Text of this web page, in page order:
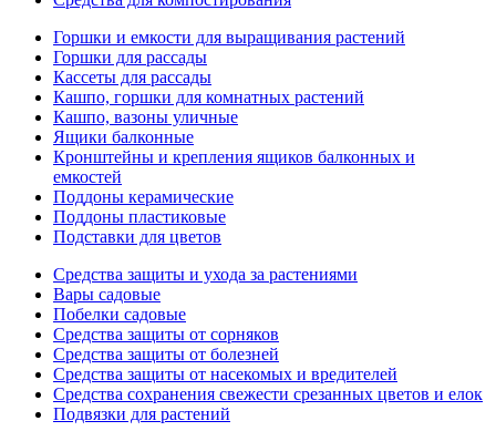
Горшки и емкости для выращивания растений
Горшки для рассады
Кассеты для рассады
Кашпо, горшки для комнатных растений
Кашпо, вазоны уличные
Ящики балконные
Кронштейны и крепления ящиков балконных и
емкостей
Поддоны керамические
Поддоны пластиковые
Подставки для цветов
Средства защиты и ухода за растениями
Вары садовые
Побелки садовые
Средства защиты от сорняков
Средства защиты от болезней
Средства защиты от насекомых и вредителей
Средства сохранения свежести срезанных цветов и елок
Подвязки для растений